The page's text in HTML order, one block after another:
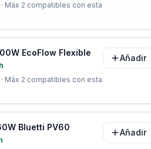
Máx 2 compatibles con esta
EcoFlow Flexible
Máx 2 compatibles con esta
Añadir
Bluetti PV60
Añadir